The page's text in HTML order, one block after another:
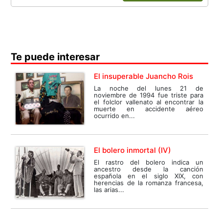
Te puede interesar
El insuperable Juancho Rois
La noche del lunes 21 de
noviembre de 1994 fue triste para
el folclor vallenato al encontrar la
muerte en accidente aéreo
ocurrido en...
El bolero inmortal (IV)
El rastro del bolero indica un
ancestro desde la canción
española en el siglo XIX, con
herencias de la romanza francesa,
las arias...